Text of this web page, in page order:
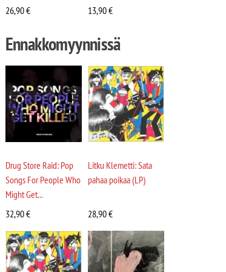
26,90€ 13,90€
Ennakkomyynnissä
Drug Store Raid: Pop
Songs For People Who
Might Get...
32,90€
Litku Klemetti: Sata
pahaa poikaa (LP)
28,90€